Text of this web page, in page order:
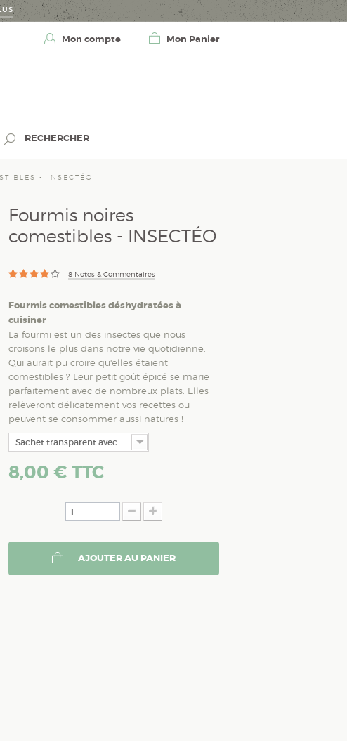
Mon compte Mon Panier
RECHERCHER
- INSECTÉO
Fourmis noires
comestibles - INSECTÉO
8 Notes & Commentaires
Fourmis comestibles déshydratées à
cuisiner
La fourmi est un des insectes que nous
croisons le plus dans notre vie quotidienne.
Qui aurait pu croire qu'elles étaient
comestibles ? Leur petit goût épicé se marie
parfaitement avec de nombreux plats. Elles
relèveront délicatement vos recettes ou
peuvent se consommer aussi natures !
Sachet transparent avec étiquette
8,00 € TTC
AJOUTER AU PANIER